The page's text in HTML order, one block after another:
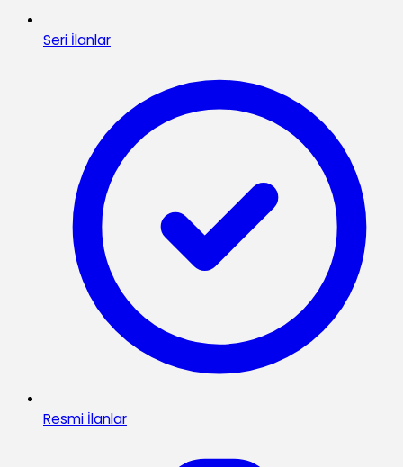
Seri İlanlar
Resmi İlanlar